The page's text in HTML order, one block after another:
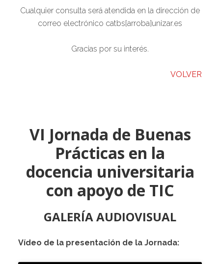
Cualquier consulta será atendida en la dirección de
correo electrónico catbs[arroba]unizar.es
Gracias por su interés.
VOLVER
VI Jornada de Buenas
Prácticas en la
docencia universitaria
con apoyo de TIC
GALERÍA AUDIOVISUAL
Vídeo de la presentación de la Jornada: